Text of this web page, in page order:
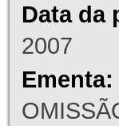
Data da
2007
Ementa: